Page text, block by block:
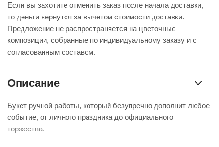
Если вы захотите отменить заказ после начала доставки,
то деньги вернутся за вычетом стоимости доставки.
Предложение не распространяется на цветочные
композиции, собранные по индивидуальному заказу и с
согласованным составом.
Описание
Букет ручной работы, который безупречно дополнит любое
событие, от личного праздника до официального
торжества.